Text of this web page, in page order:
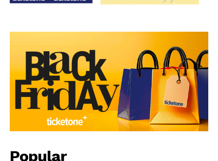
Popular